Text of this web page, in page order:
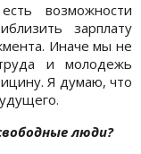
возможности
зарплату
Иначе мы не
и молодежь
Я думаю, что
люди?